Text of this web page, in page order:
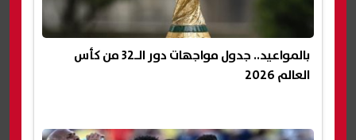
بالمواعيد.. جدول مواجهات دور الـ32 من كأس
العالم 2026